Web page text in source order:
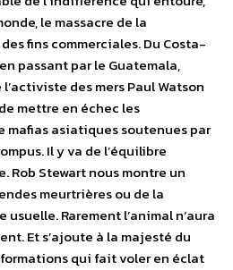
le massacre de la
fins commerciales. Du Costa-
passant par le Guatemala,
des mers Paul Watson
mettre en échec les
mafias asiatiques soutenues par
Il y va de l’équilibre
Rob Stewart nous montre un
meurtrières ou de la
Rarement l’animal n’aura
Et s’ajoute à la majesté du
qui fait voler en éclat